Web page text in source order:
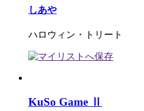
しあや
ハロウィン・トリート
KuSo Game Ⅱ